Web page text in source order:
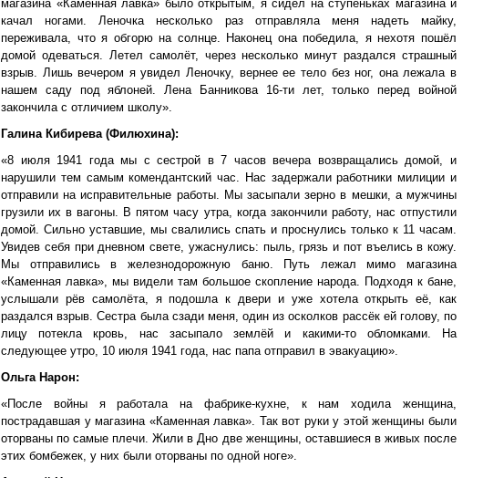
магазина «Каменная лавка» было открытым, я сидел на ступеньках магазина и
качал ногами. Леночка несколько раз отправляла меня надеть майку,
переживала, что я обгорю на солнце. Наконец она победила, я нехотя пошёл
домой одеваться. Летел самолёт, через несколько минут раздался страшный
взрыв. Лишь вечером я увидел Леночку, вернее ее тело без ног, она лежала в
нашем саду под яблоней. Лена Банникова 16-ти лет, только перед войной
закончила с отличием школу».
Галина Кибирева (Филюхина):
«8 июля 1941 года мы с сестрой в 7 часов вечера возвращались домой, и
нарушили тем самым комендантский час. Нас задержали работники милиции и
отправили на исправительные работы. Мы засыпали зерно в мешки, а мужчины
грузили их в вагоны. В пятом часу утра, когда закончили работу, нас отпустили
домой. Сильно уставшие, мы свалились спать и проснулись только к 11 часам.
Увидев себя при дневном свете, ужаснулись: пыль, грязь и пот въелись в кожу.
Мы отправились в железнодорожную баню. Путь лежал мимо магазина
«Каменная лавка», мы видели там большое скопление народа. Подходя к бане,
услышали рёв самолёта, я подошла к двери и уже хотела открыть её, как
раздался взрыв. Сестра была сзади меня, один из осколков рассёк ей голову, по
лицу потекла кровь, нас засыпало землёй и какими-то обломками. На
следующее утро, 10 июля 1941 года, нас папа отправил в эвакуацию».
Ольга Нарон:
«После войны я работала на фабрике-кухне, к нам ходила женщина,
пострадавшая у магазина «Каменная лавка». Так вот руки у этой женщины были
оторваны по самые плечи. Жили в Дно две женщины, оставшиеся в живых после
этих бомбежек, у них были оторваны по одной ноге».